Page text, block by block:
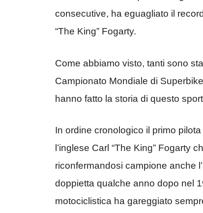
consecutive, ha eguagliato il
“The King” Fogarty.
Come abbiamo visto, tanti sono
Campionato Mondiale di
hanno fatto la storia di questo
In ordine cronologico il primo
l’inglese Carl “The King” Fogarty
riconfermandosi campione anche
doppietta qualche anno dopo nel
motociclistica ha gareggiato